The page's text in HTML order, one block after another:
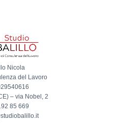
Nicola
del Lavoro
– via Nobel, 2
85 669